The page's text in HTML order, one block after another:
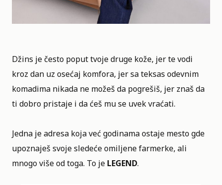
Džins je često poput tvoje druge kože, jer te vodi
kroz dan uz osećaj komfora, jer sa teksas odevnim
komadima nikada ne možeš da pogrešiš, jer znaš da
ti dobro pristaje i da ćeš mu se uvek vraćati.
Jedna je adresa koja već godinama ostaje mesto gde
upoznaješ svoje sledeće omiljene farmerke, ali
mnogo više od toga. To je LEGEND.